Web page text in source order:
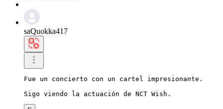
saQuokka417
Fue un concierto con un cartel impresionante.
Sigo viendo la actuación de NCT Wish.